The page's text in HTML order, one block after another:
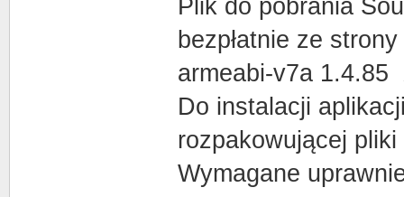
Plik do pobrania
bezpłatnie ze
armeabi-v7a
Do instalacji
rozpakowującej pliki
Wymagane